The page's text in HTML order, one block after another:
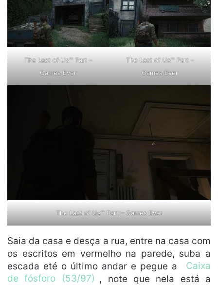
The Last of Us™ Part –
Games Ever
The Last of Us™ Part –
Games Ever
The Last of Us™ Part – Games Ever
Saia da casa e desça a rua, entre na casa com
os escritos em vermelho na parede, suba a
escada eté o último andar e pegue a
Caixa
de fósforo (53/97) , note que nela está a